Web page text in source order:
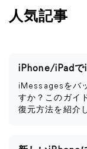
人気記事
iMessagesをバ
すか？このガイ
復元方法を紹介